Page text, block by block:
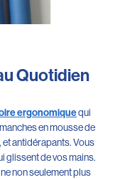
Quotidien
ergonomiquequi
en mousse de
antidérapants. Vous
glissent de vos mains.
non seulement plus